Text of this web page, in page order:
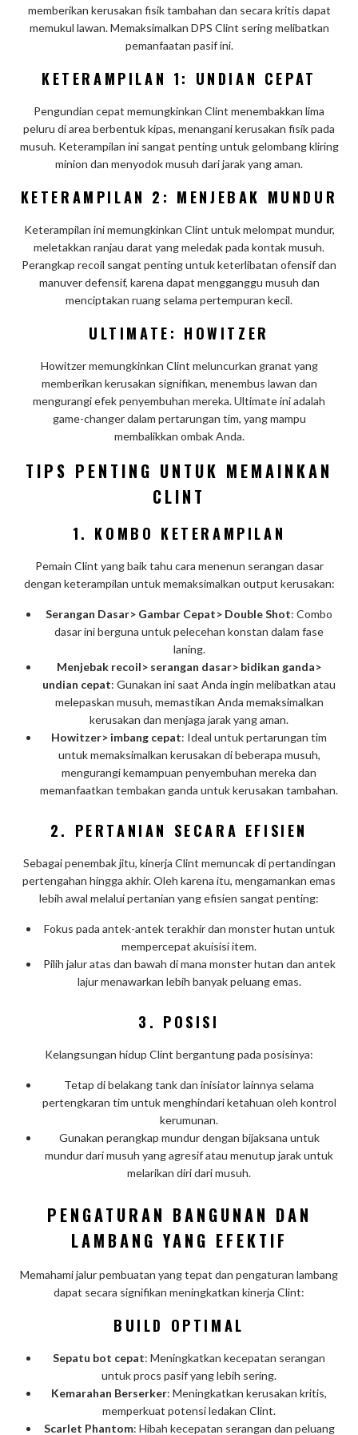
memberikan kerusakan fisik tambahan dan secara kritis dapat
memukul lawan. Memaksimalkan DPS Clint sering melibatkan
pemanfaatan pasif ini.
KETERAMPILAN 1: UNDIAN CEPAT
Pengundian cepat memungkinkan Clint menembakkan lima
peluru di area berbentuk kipas, menangani kerusakan fisik pada
musuh. Keterampilan ini sangat penting untuk gelombang kliring
minion dan menyodok musuh dari jarak yang aman.
KETERAMPILAN 2: MENJEBAK MUNDUR
Keterampilan ini memungkinkan Clint untuk melompat mundur,
meletakkan ranjau darat yang meledak pada kontak musuh.
Perangkap recoil sangat penting untuk keterlibatan ofensif dan
manuver defensif, karena dapat mengganggu musuh dan
menciptakan ruang selama pertempuran kecil.
ULTIMATE: HOWITZER
Howitzer memungkinkan Clint meluncurkan granat yang
memberikan kerusakan signifikan, menembus lawan dan
mengurangi efek penyembuhan mereka. Ultimate ini adalah
game-changer dalam pertarungan tim, yang mampu
membalikkan ombak Anda.
TIPS PENTING UNTUK MEMAINKAN
CLINT
1. KOMBO KETERAMPILAN
Pemain Clint yang baik tahu cara menenun serangan dasar
dengan keterampilan untuk memaksimalkan output kerusakan:
Serangan Dasar> Gambar Cepat> Double Shot: Combo
dasar ini berguna untuk pelecehan konstan dalam fase
laning.
Menjebak recoil> serangan dasar> bidikan ganda>
undian cepat: Gunakan ini saat Anda ingin melibatkan atau
melepaskan musuh, memastikan Anda memaksimalkan
kerusakan dan menjaga jarak yang aman.
Howitzer> imbang cepat: Ideal untuk pertarungan tim
untuk memaksimalkan kerusakan di beberapa musuh,
mengurangi kemampuan penyembuhan mereka dan
memanfaatkan tembakan ganda untuk kerusakan tambahan.
2. PERTANIAN SECARA EFISIEN
Sebagai penembak jitu, kinerja Clint memuncak di pertandingan
pertengahan hingga akhir. Oleh karena itu, mengamankan emas
lebih awal melalui pertanian yang efisien sangat penting:
Fokus pada antek-antek terakhir dan monster hutan untuk
mempercepat akuisisi item.
Pilih jalur atas dan bawah di mana monster hutan dan antek
lajur menawarkan lebih banyak peluang emas.
3. POSISI
Kelangsungan hidup Clint bergantung pada posisinya:
Tetap di belakang tank dan inisiator lainnya selama
pertengkaran tim untuk menghindari ketahuan oleh kontrol
kerumunan.
Gunakan perangkap mundur dengan bijaksana untuk
mundur dari musuh yang agresif atau menutup jarak untuk
melarikan diri dari musuh.
PENGATURAN BANGUNAN DAN
LAMBANG YANG EFEKTIF
Memahami jalur pembuatan yang tepat dan pengaturan lambang
dapat secara signifikan meningkatkan kinerja Clint:
BUILD OPTIMAL
Sepatu bot cepat: Meningkatkan kecepatan serangan
untuk procs pasif yang lebih sering.
Kemarahan Berserker: Meningkatkan kerusakan kritis,
memperkuat potensi ledakan Clint.
Scarlet Phantom: Hibah kecepatan serangan dan peluang